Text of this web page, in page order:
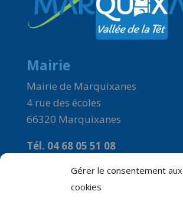
Gérer le consentement aux
cookies
Mairie
Mairie de Marquixanes
4 rue des écoles
66320 Marquixanes
Tél. 04 68 05 51 08